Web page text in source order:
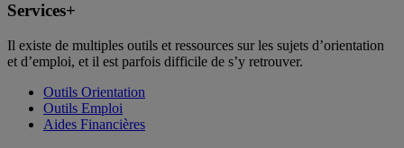
Services+
Il existe de multiples outils et ressources sur les sujets d’orientation
et d’emploi, et il est parfois difficile de s’y retrouver.
Outils Orientation
Outils Emploi
Aides Financières